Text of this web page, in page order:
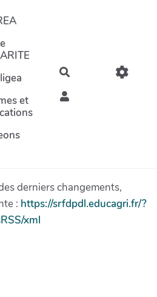
et
Rechercher
derniers changements,
: https://srfdpdl.educagri.fr/?
xml